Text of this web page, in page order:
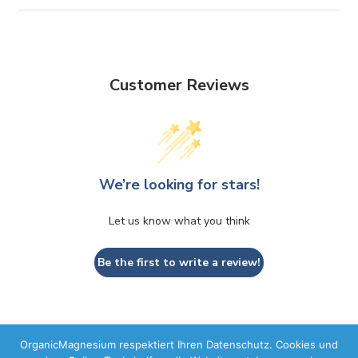
Customer Reviews
We’re looking for stars!
Let us know what you think
Be the first to write a review!
OrganicMagnesium respektiert Ihren Datenschutz. Cookies und